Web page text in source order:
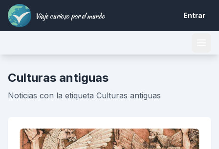
Viaje curioso por el mundo Entrar
Culturas antiguas
Noticias con la etiqueta Culturas antiguas